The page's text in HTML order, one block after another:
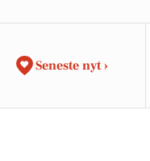
Seneste nyt ›